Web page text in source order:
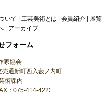
いて | 工芸美術とは | 会員紹介| 展覧
| アーカイブ
フォーム
家協会
通新町西入藪ノ内町
術課内
：075-414-4223